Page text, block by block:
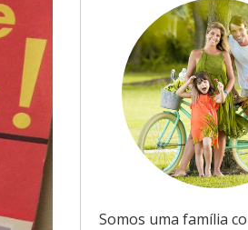
Somos uma família